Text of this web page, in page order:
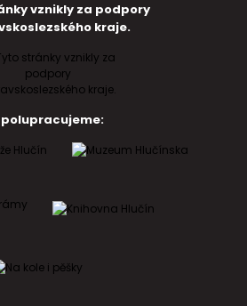
vznikly za podpory
kraje.